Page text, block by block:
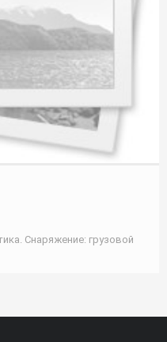
Снаряжение: грузовой